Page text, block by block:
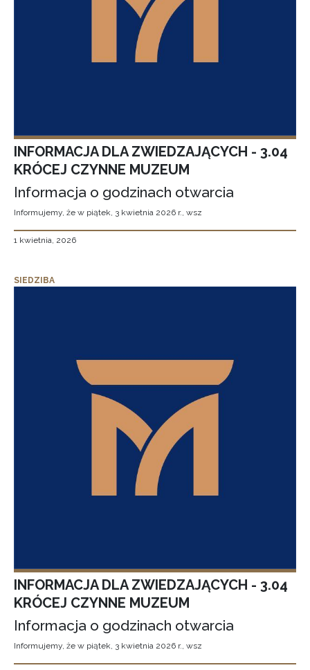
INFORMACJA DLA ZWIEDZAJĄCYCH - 3.04
KRÓCEJ CZYNNE MUZEUM
Informacja o godzinach otwarcia
Informujemy, że w piątek, 3 kwietnia 2026 r., wsz
1 kwietnia, 2026
SIEDZIBA
INFORMACJA DLA ZWIEDZAJĄCYCH - 3.04
KRÓCEJ CZYNNE MUZEUM
Informacja o godzinach otwarcia
Informujemy, że w piątek, 3 kwietnia 2026 r., wsz